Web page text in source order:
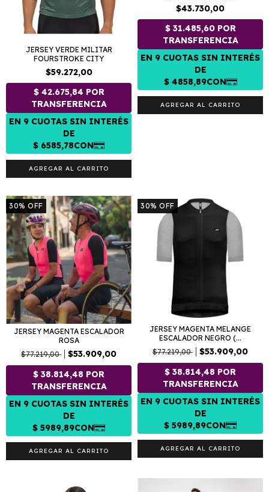
JERSEY VERDE MILITAR
FOURSTROKE CITY
$59.272,00
AGREGAR AL CARRITO
$43.730,00
AGREGAR AL CARRITO
30% OFF
JERSEY MAGENTA ESCALADOR
ROSA
$77.219,00
$53.909,00
AGREGAR AL CARRITO
30% OFF
JERSEY MAGENTA MELANGE
ESCALADOR NEGRO (...
$77.219,00
$53.909,00
AGREGAR AL CARRITO